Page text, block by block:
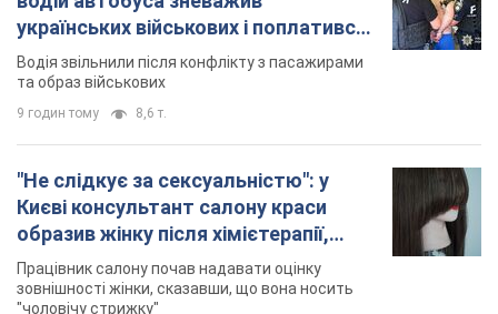
образив жінку після хімієтерапії,
розгорівся скандал. Фото
зовнішності жінки, сказавши, що вона носить
"чоловічу стрижку"
3 години тому